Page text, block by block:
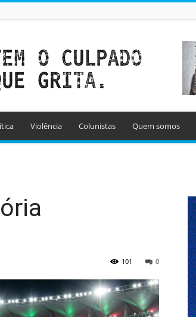
Violência Colunistas Quem somos
0
101